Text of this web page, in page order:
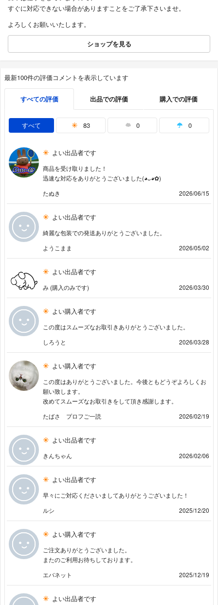
すぐに対応できない場合がありますことをご了承下さいませ。
よろしくお願いいたします。
ショップを見る
最新100件の評価コメントを表示しています
すべての評価 出品での評価 購入での評価
すべて 83 0 0
よい出品者です
商品を受け取りました！
迅速な対応をありがとうございました(⁠◕⁠ᴗ⁠◕⁠✿⁠)
たぬき
2026/06/15
よい出品者です
綺麗な包装での発送ありがとうございました。
ようこまま
2026/05/02
よい出品者です
み (購入のみです) 2026/03/30
よい購入者です
この度はスムーズなお取引きありがとうございました。
しろうと
2026/03/28
よい購入者です
この度はありがとうございました。今後ともどうぞよろしくお
願い致します。
改めてスムーズなお取引きをして頂き感謝します。
たばさ プロフご一読
2026/02/19
よい出品者です
きんちゃん 2026/02/06
よい出品者です
早々にご対応くださいましてありがとうございました！
ルシ
2025/12/20
よい購入者です
ご注文ありがとうございました。
またのご利用お待ちしております。
エバネット
2025/12/19
よい出品者です